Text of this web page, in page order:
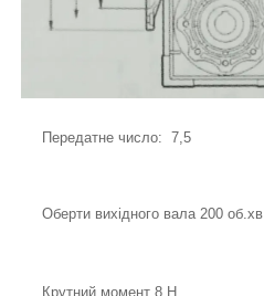
Передатне число: 7,5
Оберти вихідного вала 200 об.хв
Крутний момент 8 Н